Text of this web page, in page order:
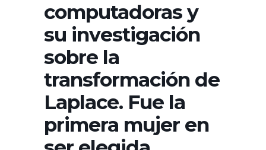
computadoras y
su investigación
sobre la
transformación de
Laplace. Fue la
primera mujer en